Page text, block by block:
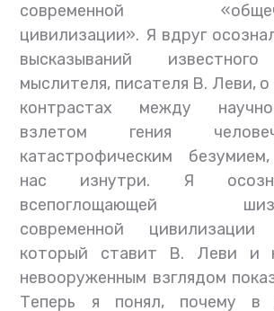
современной
цивилизации». Я вдруг
высказываний
мыслителя, писателя В. Леви,
контрастах между научно-
взлетом гения
катастрофическим
нас изнутри. Я
всепоглощающей
современной
который ставит В. Леви и
невооруженным взглядом
Теперь я понял, почему в